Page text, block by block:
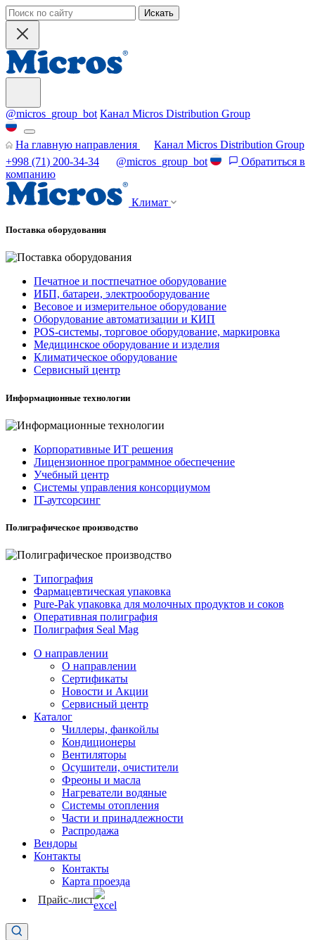
Искать
@micros_group_bot Канал Micros Distribution Group
На главную направления
Канал Micros Distribution Group
+998 (71) 200-34-34
@micros_group_bot
Обратиться в
компанию
Климат
Поставка оборудования
Печатное и постпечатное оборудование
ИБП, батареи, электрооборудование
Весовое и измерительное оборудование
Оборудование автоматизации и КИП
POS-системы, торговое оборудование, маркировка
Медицинское оборудование и изделия
Климатическое оборудование
Сервисный центр
Информационные технологии
Корпоративные ИТ решения
Лицензионное программное обеспечение
Учебный центр
Системы управления консорциумом
IT-аутсорсинг
Полиграфическое производство
Типография
Фармацевтическая упаковка
Pure-Pak упаковка для молочных продуктов и соков
Оперативная полиграфия
Полиграфия Seal Mag
О направлении
О направлении
Сертификаты
Новости и Акции
Сервисный центр
Каталог
Чиллеры, фанкойлы
Кондиционеры
Вентиляторы
Осушители, очистители
Фреоны и масла
Нагреватели водяные
Системы отопления
Части и принадлежности
Раcпродажа
Вендоры
Контакты
Контакты
Карта проезда
Прайс-лист